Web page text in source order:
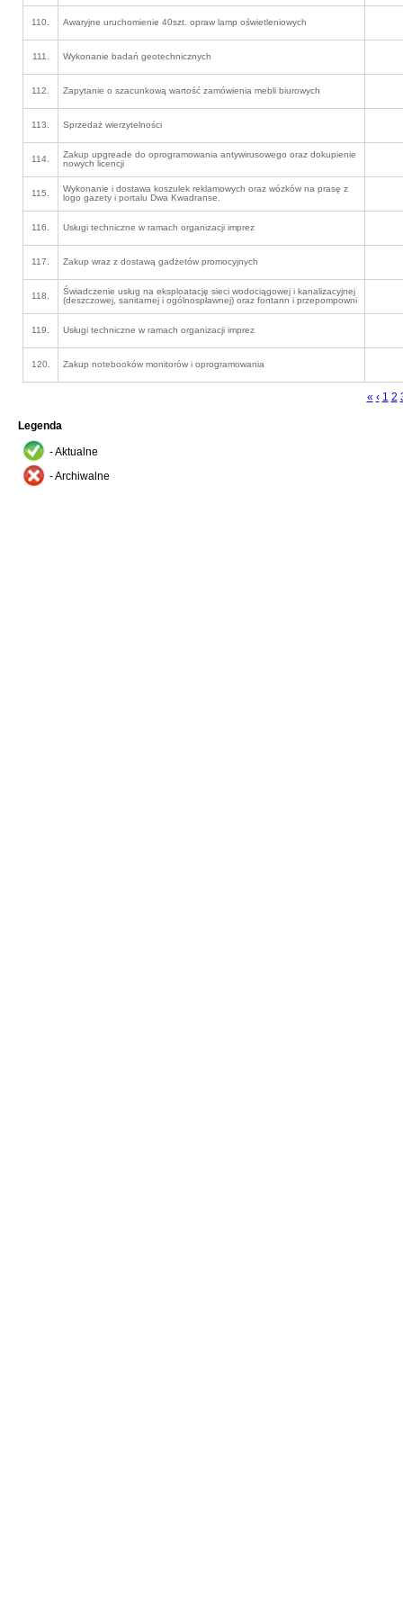
110. Awaryjne uruchomienie 40szt. opraw lamp oświetleniowych
111. Wykonanie badań geotechnicznych
112. Zapytanie o szacunkową wartość zamówienia mebli biurowych
113. Sprzedaż wierzytelności
114.
Zakup upgreade do oprogramowania antywirusowego oraz dokupienie
nowych licencji
115.
Wykonanie i dostawa koszulek reklamowych oraz wózków na prasę z
logo gazety i portalu Dwa Kwadranse.
116. Usługi techniczne w ramach organizacji imprez
117. Zakup wraz z dostawą gadżetów promocyjnych
118.
Świadczenie usług na eksploatację sieci wodociągowej i kanalizacyjnej
(deszczowej, sanitarnej i ogólnospławnej) oraz fontann i przepompowni
119. Usługi techniczne w ramach organizacji imprez
120. Zakup notebooków monitorów i oprogramowania
« ‹ 1 2
Legenda
- Aktualne
- Archiwalne